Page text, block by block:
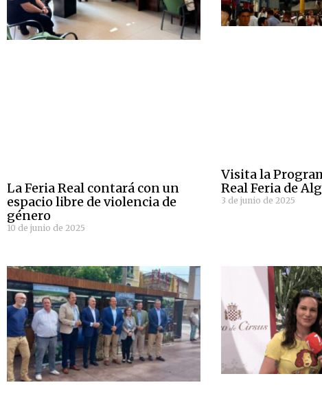
La Feria Real contará con un
espacio libre de violencia de
género
10 de junio de 2025
Visita la
Real Feria de
3 de junio de 2025